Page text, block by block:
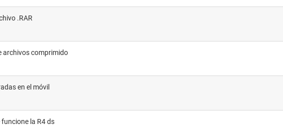
.RAR
archivos comprimido
en el móvil
funcione la R4 ds